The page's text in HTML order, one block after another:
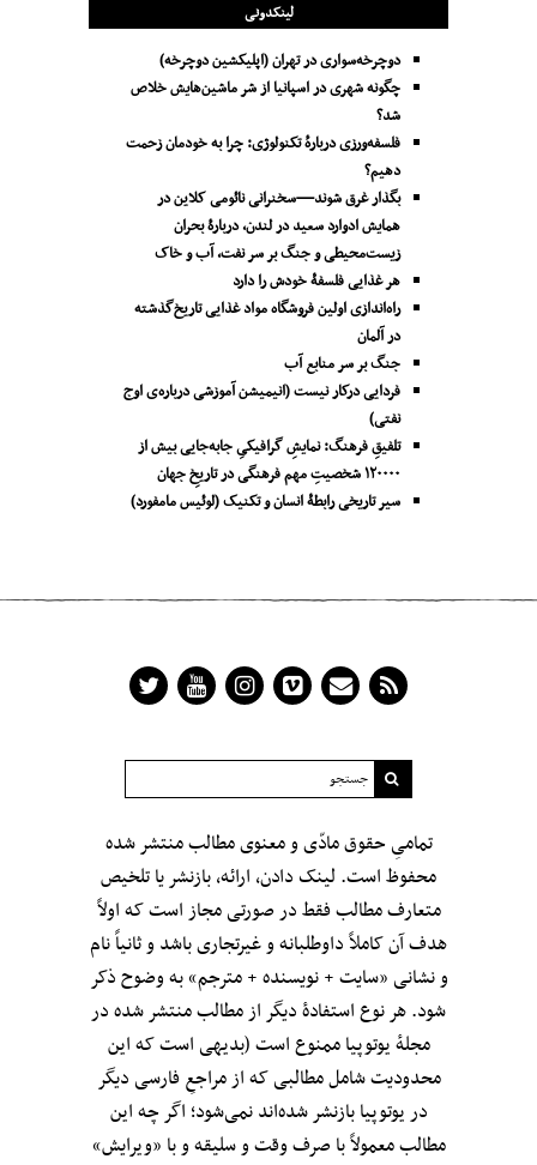
لینکدونی
دوچرخه‌سواری در تهران (اپلیکشین دوچرخه)
چگونه شهری در اسپانیا از شر ماشین‌هایش خلاص
شد؟
فلسفه‌ورزی دربارهٔ تکنولوژی: چرا به خودمان زحمت
دهیم؟
بگذار غرق شوند—سخنرانی نائومی کلاین در
همایش ادوارد سعید در لندن، دربارۀ بحران
زیست‌محیطی و جنگ بر سر نفت، آب و خاک
هر غذایی فلسفۀ خودش را دارد
راه‌اندازی اولین فروشگاه مواد غذایی تاریخ‌گذشته
در آلمان
جنگ بر سر منابع آب
فردایی درکار نیست (انیمیشن آموزشی درباره‌ی اوج
نفتی)
تلفیقِ فرهنگ: نمایشِ گرافیکیِ جا‌به‌جایی بیش از
۱۲۰۰۰۰ شخصیتِ مهم فرهنگی در تاریخِ جهان
سیر تاریخی رابطۀ انسان و تکنیک (لوئیس مامفورد)
تمامیِ حقوق مادّی و معنوی مطالب منتشر شده
محفوظ است. لینک دادن، ارائه، بازنشر یا تلخیص
متعارف مطالب فقط در صورتی مجاز است که اولاً
هدف آن کاملاً داوطلبانه و غیرتجاری باشد و ثانیاً نام
و نشانی «سایت + نویسنده + مترجم» به وضوح ذکر
شود. هر نوع استفادهٔ دیگر از مطالب منتشر شده در
مجلهٔ یوتوپیا ممنوع است (بدیهی است که این
محدودیت شامل مطالبی که از مراجعِ فارسی دیگر
در یوتوپیا بازنشر شده‌اند نمی‌شود؛ اگر چه این
مطالب معمولاً با صرف وقت و سلیقه و با «ویرایش»